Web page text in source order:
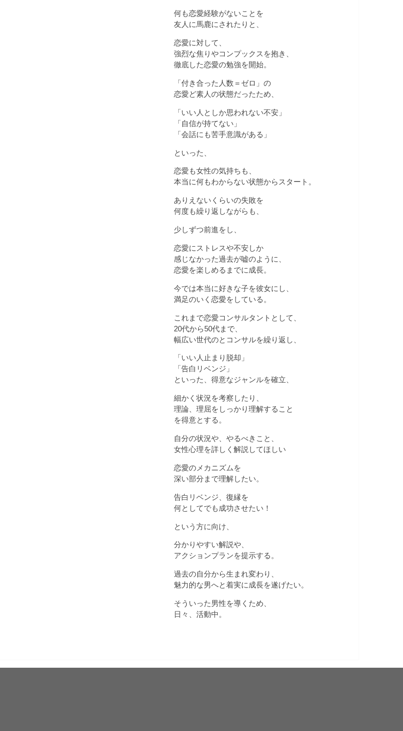
何も恋愛経験がないことを
友人に馬鹿にされたりと、
恋愛に対して、
強烈な焦りやコンプックスを抱き、
徹底した恋愛の勉強を開始。
「付き合った人数＝ゼロ」の
恋愛ど素人の状態だったため、
「いい人としか思われない不安」
「自信が持てない」
「会話にも苦手意識がある」
といった、
恋愛も女性の気持ちも、
本当に何もわからない状態からスタート。
ありえないくらいの失敗を
何度も繰り返しながらも、
少しずつ前進をし、
恋愛にストレスや不安しか
感じなかった過去が嘘のように、
恋愛を楽しめるまでに成長。
今では本当に好きな子を彼女にし、
満足のいく恋愛をしている。
これまで恋愛コンサルタントとして、
20代から50代まで、
幅広い世代のとコンサルを繰り返し、
「いい人止まり脱却」
「告白リベンジ」
といった、得意なジャンルを確立、
細かく状況を考察したり、
理論、理屈をしっかり理解すること
を得意とする。
自分の状況や、やるべきこと、
女性心理を詳しく解説してほしい
恋愛のメカニズムを
深い部分まで理解したい。
告白リベンジ、復縁を
何としてでも成功させたい！
という方に向け、
分かりやすい解説や、
アクションプランを提示する。
過去の自分から生まれ変わり、
魅力的な男へと着実に成長を遂げたい。
そういった男性を導くため、
日々、活動中。